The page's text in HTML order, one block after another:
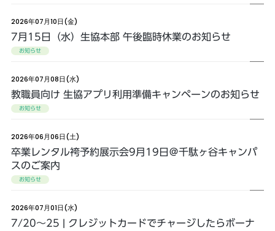
2026年07月10日(金)
7月15日（水）生協本部 午後臨時休業のお知らせ
お知らせ
2026年07月08日(水)
教職員向け 生協アプリ利用準備キャンペーンのお知らせ
お知らせ
2026年06月06日(土)
卒業レンタル袴予約展示会9月19日＠千駄ヶ谷キャンパ
スのご案内
お知らせ
2026年07月01日(水)
7/20～25 | クレジットカードでチャージしたらボーナ